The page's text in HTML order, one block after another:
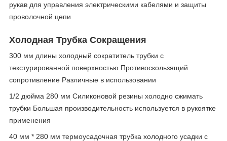
рукав для управления электрическими кабелями и защиты
проволочной цепи
Холодная Трубка Сокращения
300 мм длины холодный сократитель трубки с
текстурированной поверхностью Противоскользящий
сопротивление Различные в использовании
1/2 дюйма 280 мм Силиконовой резины холодно сжимать
трубки Большая производительность используется в рукоятке
применения
40 мм * 280 мм термоусадочная трубка холодного усадки с